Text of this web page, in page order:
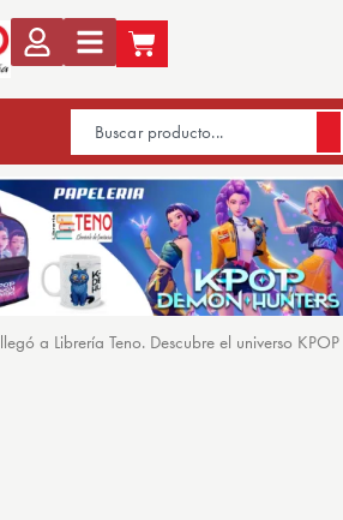
a Librería Teno. Descubre el universo KPOP